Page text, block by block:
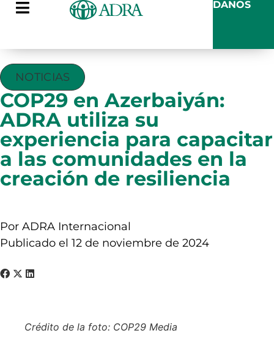
DANOS
NOTICIAS
COP29 en Azerbaiyán:
ADRA utiliza su
experiencia para capacitar
a las comunidades en la
creación de resiliencia
Por ADRA Internacional
Publicado el 12 de noviembre de 2024
Crédito de la foto: COP29 Media